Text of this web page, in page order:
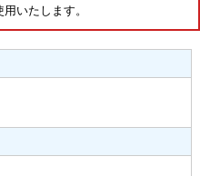
いたします。